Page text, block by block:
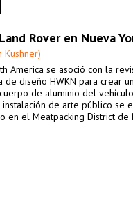
Rover en Nueva
Kushner)
America se asoció con la
de diseño HWKN para crear
de aluminio del
instalación de arte público se
en el Meatpacking District de